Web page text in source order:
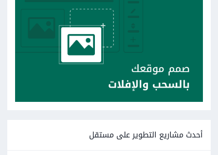
أحدث مشاريع التطوير على مستقل